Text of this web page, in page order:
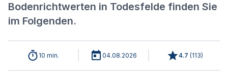
Bodenrichtwerten in Todesfelde finden Sie
im Folgenden.
10 min. 04.08.2026 4.7 (113)